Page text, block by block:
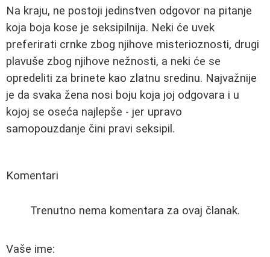
Na kraju, ne postoji jedinstven odgovor na pitanje
koja boja kose je seksipilnija. Neki će uvek
preferirati crnke zbog njihove misterioznosti, drugi
plavuše zbog njihove nežnosti, a neki će se
opredeliti za brinete kao zlatnu sredinu. Najvažnije
je da svaka žena nosi boju koja joj odgovara i u
kojoj se oseća najlepše - jer upravo
samopouzdanje čini pravi seksipil.
Komentari
Trenutno nema komentara za ovaj članak.
Vaše ime: